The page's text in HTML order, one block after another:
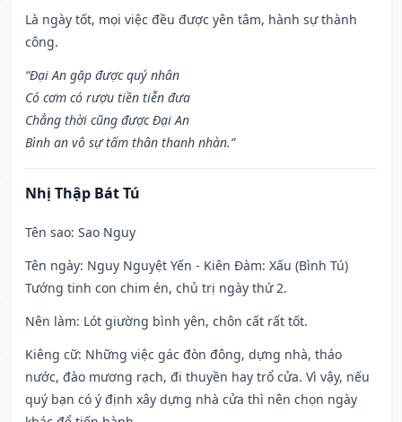
Là ngày tốt, mọi việc đều được yên tâm, hành sự thành
công.
“Đại An gặp được quý nhân
Có cơm có rượu tiền tiễn đưa
Chẳng thời cũng được Đại An
Bình an vô sự tấm thân thanh nhàn.”
Nhị Thập Bát Tú
Tên sao: Sao Nguy
Tên ngày: Nguy Nguyệt Yến - Kiên Đàm: Xấu (Bình Tú)
Tướng tinh con chim én, chủ trị ngày thứ 2.
Nên làm: Lót giường bình yên, chôn cất rất tốt.
Kiêng cữ: Những việc gác đòn đông, dựng nhà, tháo
nước, đào mương rạch, đi thuyền hay trổ cửa. Vì vậy, nếu
quý bạn có ý định xây dựng nhà cửa thì nên chọn ngày